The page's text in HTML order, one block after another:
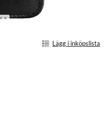
Lägg i inköpslista